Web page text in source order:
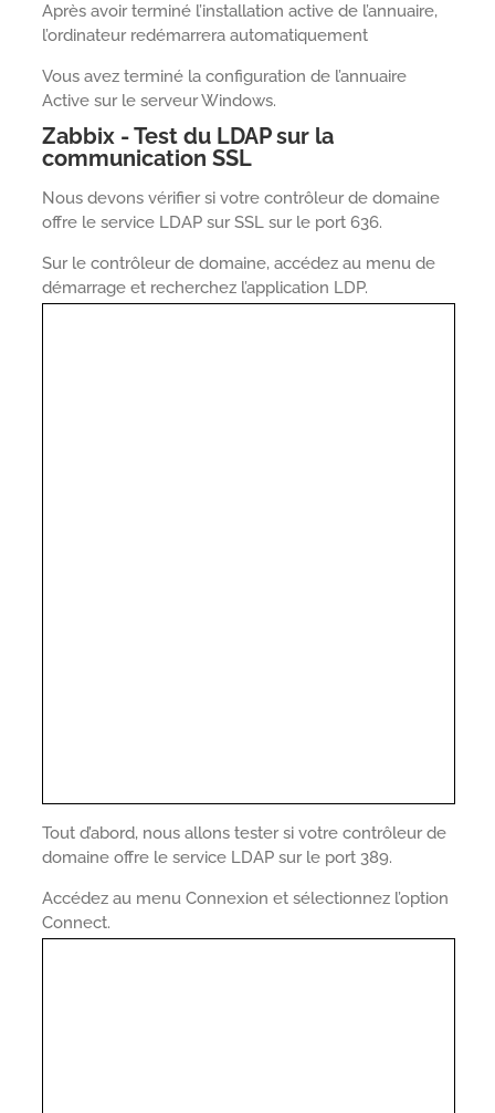
Après avoir terminé l’installation active de l’annuaire,
l’ordinateur redémarrera automatiquement
Vous avez terminé la configuration de l’annuaire
Active sur le serveur Windows.
Zabbix - Test du LDAP sur la
communication SSL
Nous devons vérifier si votre contrôleur de domaine
offre le service LDAP sur SSL sur le port 636.
Sur le contrôleur de domaine, accédez au menu de
démarrage et recherchez l’application LDP.
Tout d’abord, nous allons tester si votre contrôleur de
domaine offre le service LDAP sur le port 389.
Accédez au menu Connexion et sélectionnez l’option
Connect.